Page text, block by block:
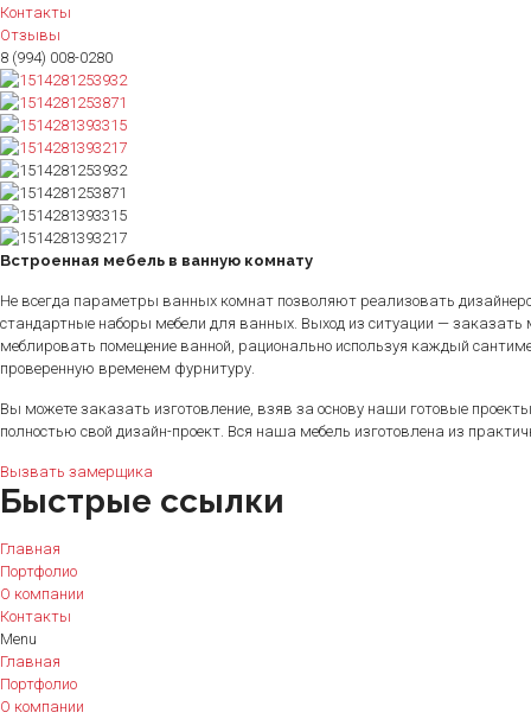
Контакты
Отзывы
8 (994) 008-0280
Встроенная мебель в ванную комнату
Не всегда параметры ванных комнат позволяют реализовать
стандартные наборы мебели для ванных. Выход из ситуации —
меблировать помещение ванной, рационально используя каждый
проверенную временем фурнитуру.
Вы можете заказать изготовление, взяв за основу наши готовые
полностью свой дизайн-проект. Вся наша мебель изготовлена из
Вызвать замерщика
Быстрые ссылки
Главная
Портфолио
О компании
Контакты
Menu
Главная
Портфолио
О компании